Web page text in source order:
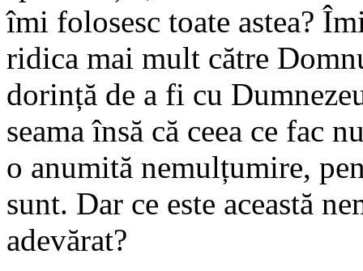
îmi folosesc toate astea?
ridica mai mult către
dorință de a fi cu
seama însă că ceea ce fac
o anumită nemulțumire,
sunt. Dar ce este această
adevărat?